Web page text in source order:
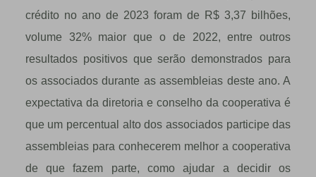
crédito no ano de 2023 foram de R$ 3,37 bilhões,
volume 32% maior que o de 2022, entre outros
resultados positivos que serão demonstrados para
os associados durante as assembleias deste ano. A
expectativa da diretoria e conselho da cooperativa é
que um percentual alto dos associados participe das
assembleias para conhecerem melhor a cooperativa
de que fazem parte, como ajudar a decidir os